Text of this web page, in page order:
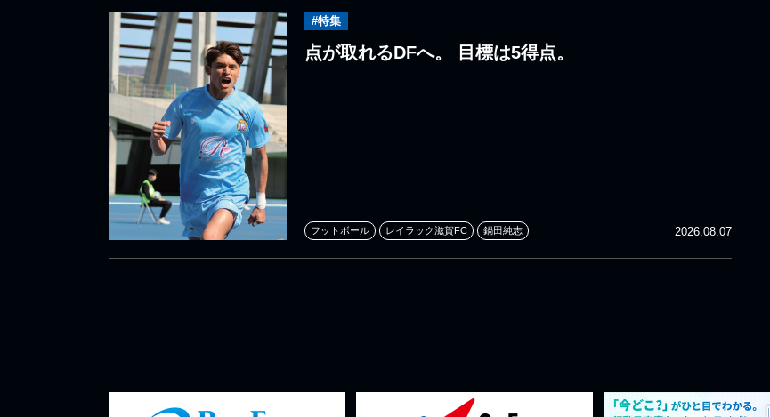
#特集
点が取れるDFへ。 目標は5得点。
2026.08.07
フットボール レイラック滋賀FC 鍋田純志